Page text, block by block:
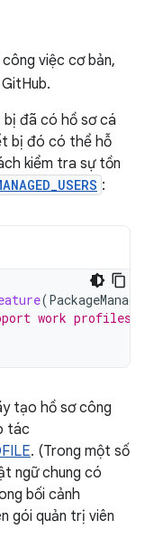
việc cơ bản,
đã có hồ sơ cá
bị đó có thể hỗ
kiểm tra sự tồn
:
(
work profiles!
tạo hồ sơ công
tác
. (Trong một số
ngữ chung có
bối cảnh
gói quản trị viên